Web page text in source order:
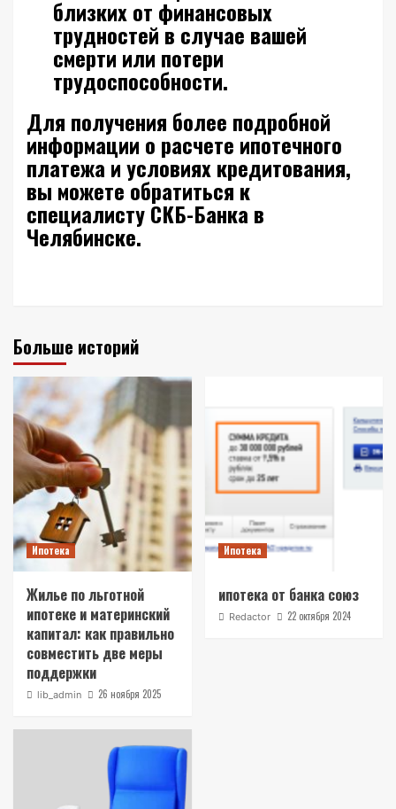
близких от финансовых
трудностей в случае вашей
смерти или потери
трудоспособности.
Для получения более подробной
информации о расчете ипотечного
платежа и условиях кредитования,
вы можете обратиться к
специалисту СКБ-Банка в
Челябинске.
Больше историй
Ипотека
Жилье по льготной
ипотеке и материнский
капитал: как правильно
совместить две меры
поддержки
lib_admin 26 ноября 2025
Ипотека
ипотека от банка союз
Redactor 22 октября 2024